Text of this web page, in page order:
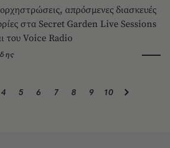
απρόσμενες διασκευές
στα Secret Garden Live Sessions
του Voice Radio
4 5 6 7 8 9 10